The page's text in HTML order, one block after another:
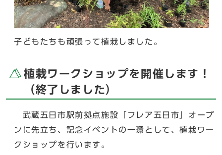
子どもたちも頑張って植栽しました。
植栽ワークショップを開催します！
（終了しました）
武蔵五日市駅前拠点施設「フレア五日市」オープ
ンに先立ち、記念イベントの一環として、植栽ワー
クショップを行います。